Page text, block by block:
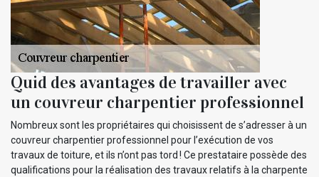
Quid des avantages de travailler avec
un couvreur charpentier professionnel
Nombreux sont les propriétaires qui choisissent de s’adresser à un
couvreur charpentier professionnel pour l’exécution de vos
travaux de toiture, et ils n’ont pas tord ! Ce prestataire possède des
qualifications pour la réalisation des travaux relatifs à la charpente